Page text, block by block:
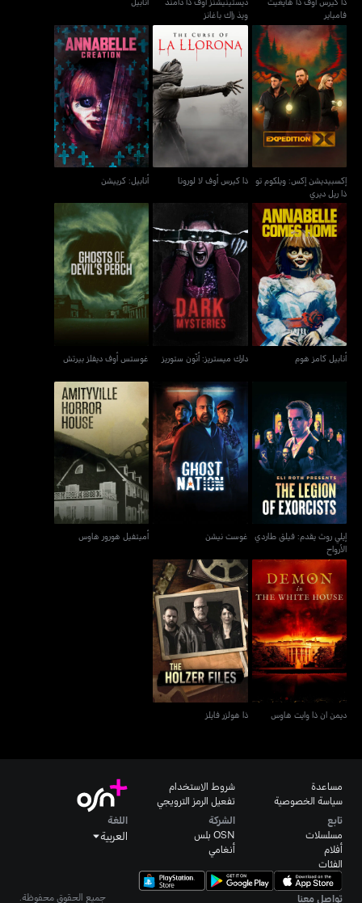
فامباير
ويذ زاك باغانز
إكسبيديشن إكس: ويلكوم تو
ذا ريل ديري
إكسبيديشن إكس: ويلكوم تو
ذا ريل ديري
ذا كيرس أوف لا لورونا
ذا كيرس أوف لا لورونا
أنابيل: كرييشن
أنابيل: كرييشن
أنابيل كامز هوم
أنابيل كامز هوم
دارك ميستريز: أنّون ستوريز
دارك ميستريز: أنّون ستوريز
غوستس أوف ديفلز بيرتش
غوستس أوف ديفلز بيرتش
إيلي روث يقدم: فيلق طاردي
الأرواح
إيلي روث يقدم: فيلق طاردي
الأرواح
غوست نيشن
غوست نيشن
أميتفيل هورور هاوس
أميتفيل هورور هاوس
ديمن ان ذا وايت هاوس
ديمن ان ذا وايت هاوس
ذا هولزر فايلز
ذا هولزر فايلز
مساعدة
سياسة الخصوصية
شروط الاستخدام
تفعيل الرمز الترويجي
تابع
مسلسلات
أفلام
الفئات
الشركة
OSN بلس
أنغامي
اللغة
العربية
تواصل معنا جميع الحقوق محفوظة.